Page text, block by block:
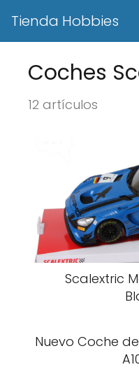
Tienda Hobbies
Coches
12 artículos
Scalextric
Nuevo Coche